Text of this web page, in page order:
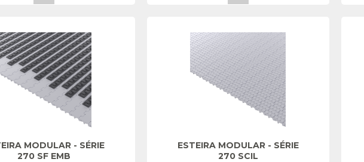
MODULAR - SÉRIE
270 SF EMB
ESTEIRA MODULAR - SÉRIE
270 SCIL